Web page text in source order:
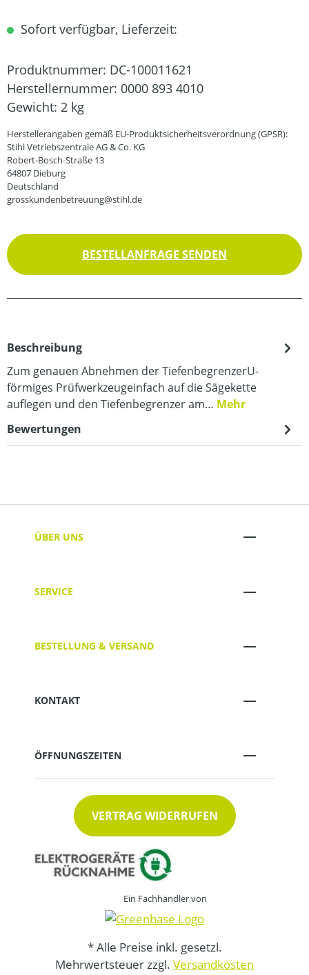
Sofort verfügbar, Lieferzeit:
Produktnummer: DC-100011621
Herstellernummer: 0000 893 4010
Gewicht: 2 kg
Herstellerangaben gemäß EU-Produktsicherheitsverordnung (GPSR):
Stihl Vetriebszentrale AG & Co. KG
Robert-Bosch-Straße 13
64807 Dieburg
Deutschland
grosskundenbetreuung@stihl.de
BESTELLANFRAGE SENDEN
Beschreibung
Zum genauen Abnehmen der TiefenbegrenzerU-
förmiges Prüfwerkzeugeinfach auf die Sägekette
auflegen und den Tiefenbegrenzer am… Mehr
Bewertungen
ÜBER UNS
SERVICE
BESTELLUNG & VERSAND
KONTAKT
ÖFFNUNGSZEITEN
VERTRAG WIDERRUFEN
Ein Fachhändler von
* Alle Preise inkl. gesetzl.
Mehrwertsteuer zzgl. Versandkosten